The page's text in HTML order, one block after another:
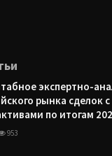
экспертно-
рынка сделок с
по итогам
953